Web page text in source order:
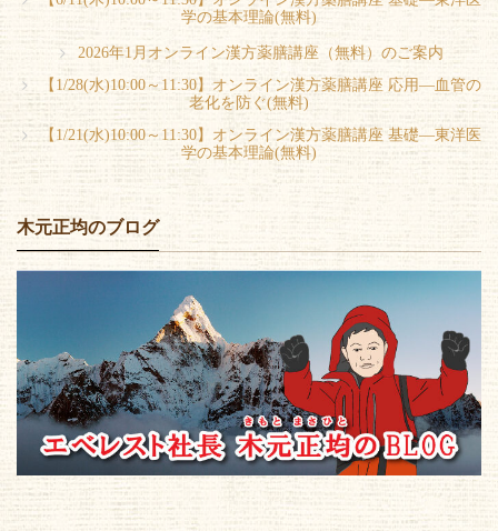
学の基本理論(無料)
2026年1月オンライン漢方薬膳講座（無料）のご案内
【1/28(水)10:00～11:30】オンライン漢方薬膳講座 応用―血管の
老化を防ぐ(無料)
【1/21(水)10:00～11:30】オンライン漢方薬膳講座 基礎―東洋医
学の基本理論(無料)
木元正均のブログ